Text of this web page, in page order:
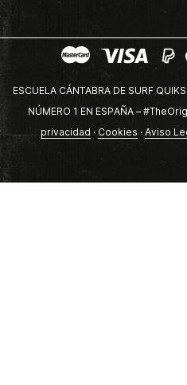
ESCUELA CÁNTABRA DE SURF
NÚMERO 1 EN ESPAÑA –
privacidad · Cookies · Aviso